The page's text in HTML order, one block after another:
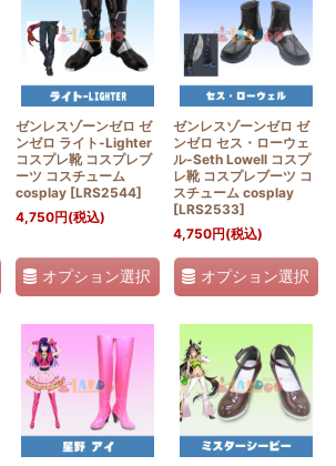
ゼンレスゾーンゼロ ゼ
ンゼロ ライト-Lighter
コスプレ靴 コスプレブ
ーツ コスチューム
cosplay [LRS2544]
4,750円(税込)
オプション選択
ゼンレスゾーンゼロ ゼ
ンゼロ セス・ローウェ
ル-Seth Lowell コスプ
レ靴 コスプレブーツ コ
スチューム cosplay
[LRS2533]
4,750円(税込)
オプション選択